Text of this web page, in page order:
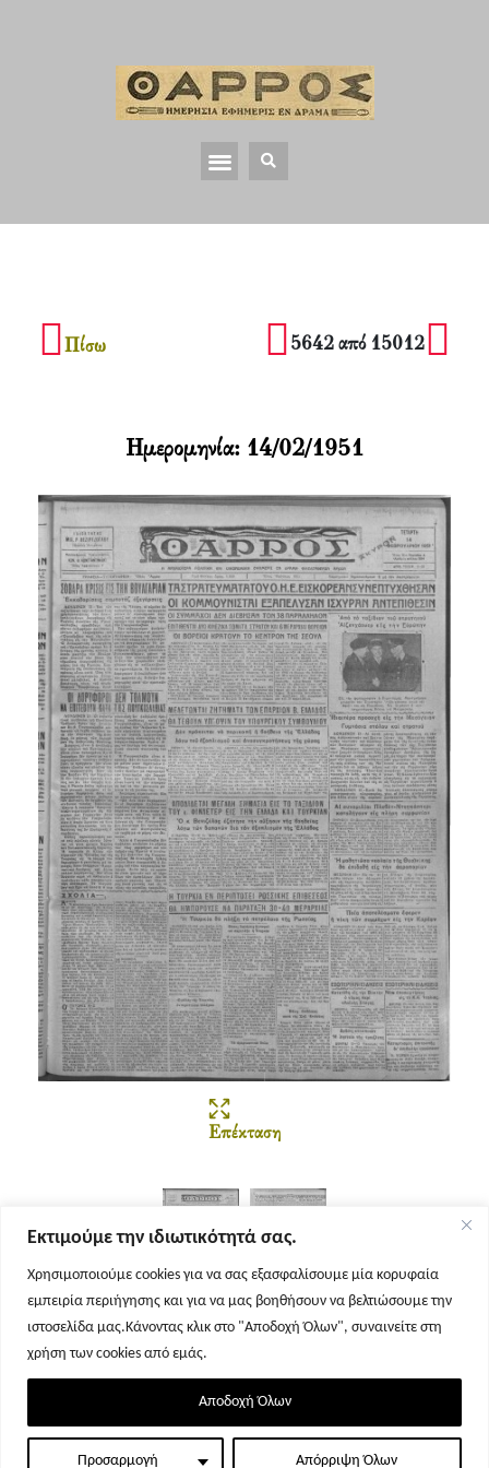
Εκτιμούμε την ιδιωτικότητά σας.
Χρησιμοποιούμε cookies για να σας εξασφαλίσουμε μία κορυφαία
εμπειρία περιήγησης και για να μας βοηθήσουν να βελτιώσουμε την
ιστοσελίδα μας.Κάνοντας κλικ στο "Αποδοχή Όλων", συναινείτε στη
χρήση των cookies από εμάς.
Προσαρμογή Απόρριψη Όλων
Αποδοχή Όλων
Πίσω 5642 από 15012
Επέκταση
Σελίδα 1 Σελίδα 2
Ημερομηνία: 14/02/1951